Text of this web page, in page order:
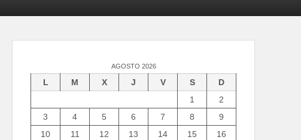
AGOSTO 2026
L M X J V S
D
1
2
3
4 5 6 7 8
9
10
11 12 13 14 15
16